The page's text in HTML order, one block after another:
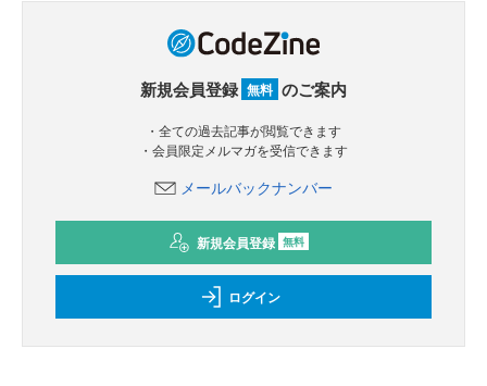
新規会員登録 無料 のご案内
・全ての過去記事が閲覧できます
・会員限定メルマガを受信できます
メールバックナンバー
新規会員登録 無料
ログイン